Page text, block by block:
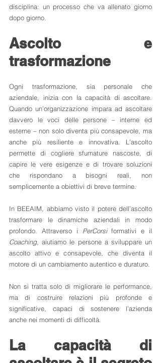
disciplina: un processo che va allenato giorno
dopo giorno.
Ascolto e
trasformazione
Ogni trasformazione, sia personale che
aziendale, inizia con la capacità di ascoltare.
Quando un’organizzazione impara ad ascoltare
davvero le voci delle persone – interne ed
esterne – non solo diventa più consapevole, ma
anche più resiliente e innovativa. L’ascolto
permette di cogliere sfumature nascoste, di
capire le vere esigenze e di trovare soluzioni
che rispondano a bisogni reali, non
semplicemente a obiettivi di breve termine.
In BEEAIM, abbiamo visto il potere dell’ascolto
trasformare le dinamiche aziendali in modo
profondo. Attraverso i PerCorsi
Coaching, aiutiamo le persone a sviluppare un
ascolto attivo e consapevole, che diventa il
motore di un cambiamento autentico e duraturo.
Non si tratta solo di migliorare le performance,
ma di costruire relazioni più profonde e
significative, capaci di sostenere l’azienda
anche nei momenti di difficoltà.
La capacità di